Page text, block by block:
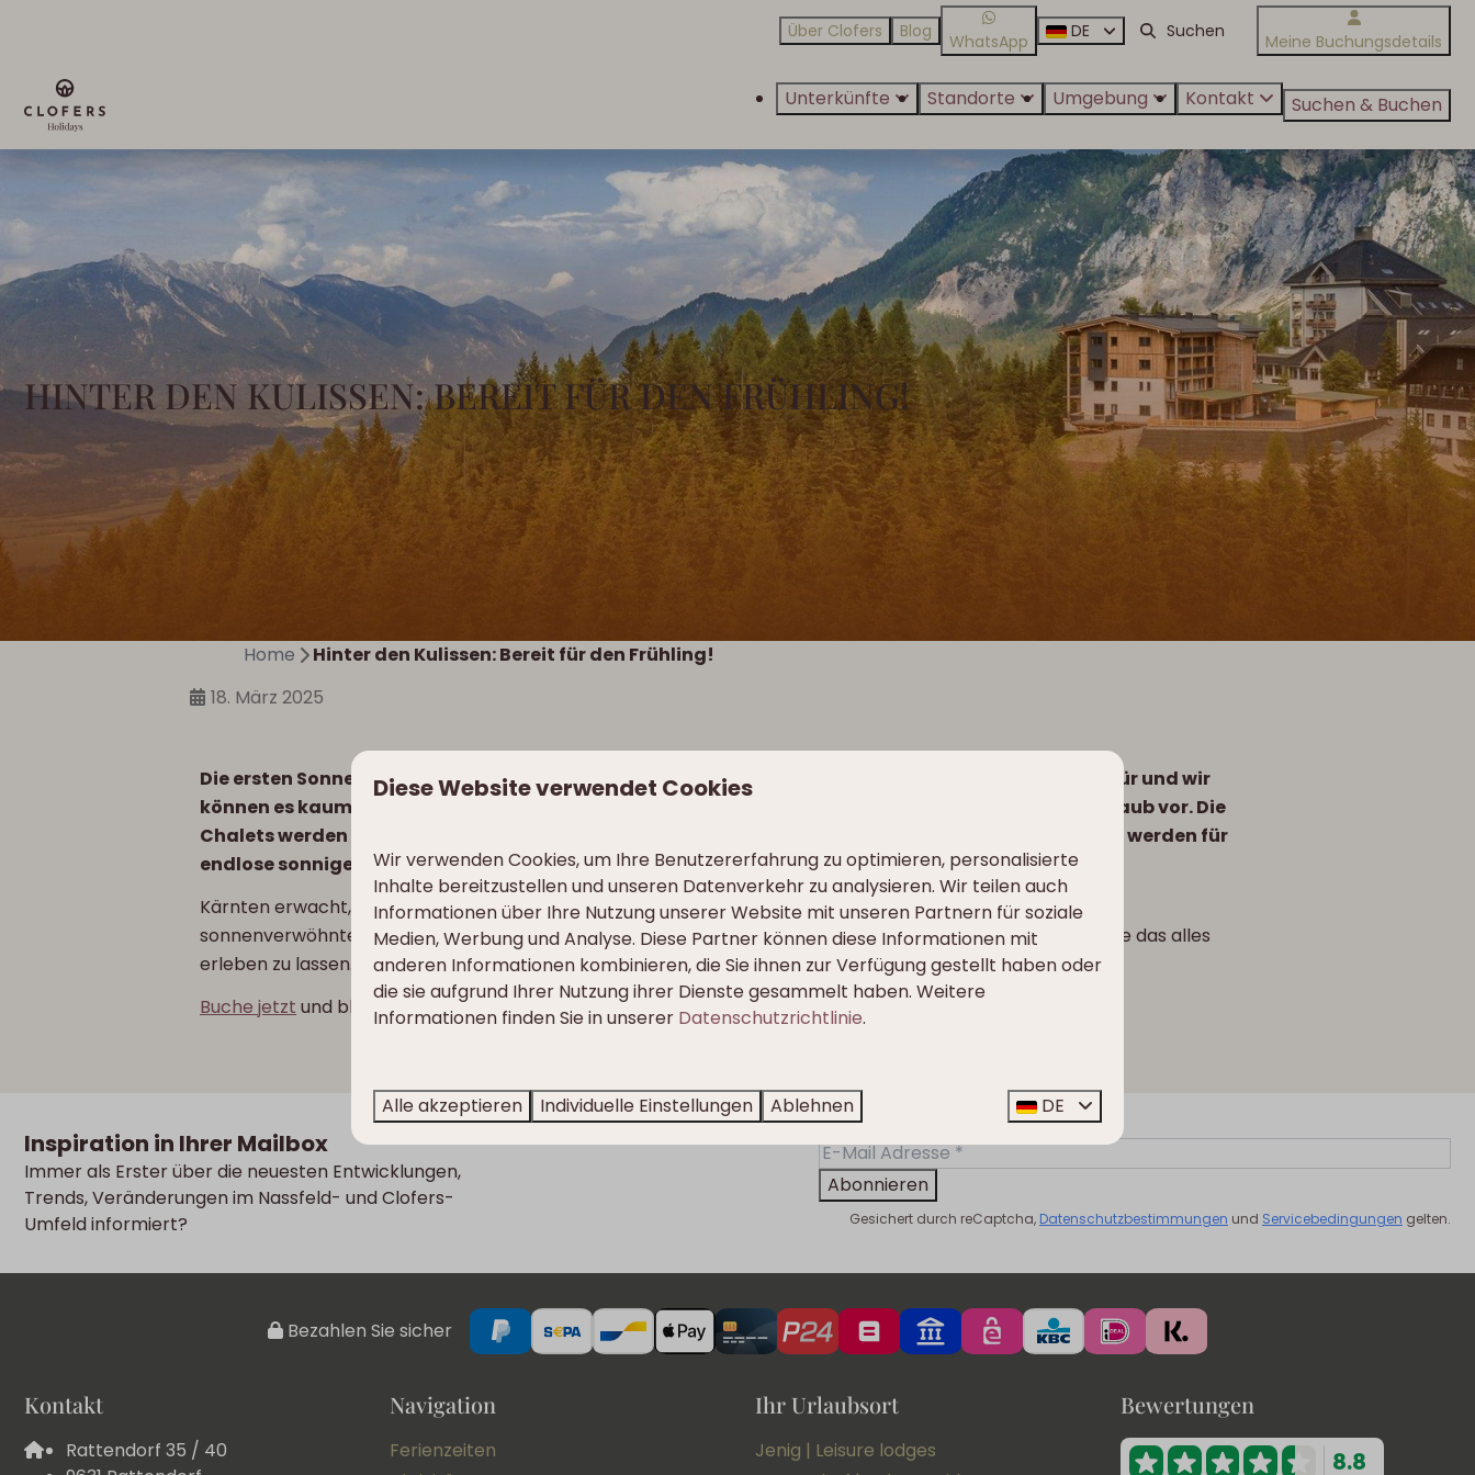
Über Clofers Blog WhatsApp DE Meine Buchungsdetails
Unterkünfte Standorte Umgebung Kontakt Suchen & Buchen
HINTER DEN KULISSEN: BEREIT FÜR DEN FRÜHLING!
Home
Hinter den Kulissen: Bereit für den Frühling!
18. März 2025
Die ersten Sonnenstrahlen, längere Tage und die frische Frühlingsluft – der Frühling steht vor der Tür und wir
können es kaum erwarten! Bei Clofers bereiten wir schon jetzt alles für Ihren perfekten Frühlingsurlaub vor. Die
Chalets werden aufgefrischt, die schönsten Wanderwege werden erkundet und die Außenanlagen werden für
endlose sonnige Momente vorbereitet.
Kärnten erwacht, und schon bald wird alles in voller Blüte stehen. Von lebendigen Landschaften bis hin zu
sonnenverwöhnten Berggipfeln – hier wird die Natur wirklich lebendig. Und wir können es kaum erwarten, Sie das alles
erleben zu lassen.
Buche jetzt und bleib dran, denn wir machen diesen Frühling unvergesslich!
Inspiration in Ihrer Mailbox
Immer als Erster über die neuesten Entwicklungen,
Trends, Veränderungen im Nassfeld- und Clofers-
Umfeld informiert?
Abonnieren
Gesichert durch reCaptcha, Datenschutzbestimmungen und Servicebedingungen gelten.
Bezahlen Sie sicher
Kontakt
Rattendorf 35 / 40
Navigation
Ferienzeiten
Ihr Urlaubsort
Jenig | Leisure lodges
Bewertungen
8.8
Diese Website verwendet Cookies
Wir verwenden Cookies, um Ihre Benutzererfahrung zu optimieren, personalisierte
Inhalte bereitzustellen und unseren Datenverkehr zu analysieren. Wir teilen auch
Informationen über Ihre Nutzung unserer Website mit unseren Partnern für soziale
Medien, Werbung und Analyse. Diese Partner können diese Informationen mit
anderen Informationen kombinieren, die Sie ihnen zur Verfügung gestellt haben oder
die sie aufgrund Ihrer Nutzung ihrer Dienste gesammelt haben. Weitere
Informationen finden Sie in unserer Datenschutzrichtlinie.
Alle akzeptieren Individuelle Einstellungen Ablehnen DE